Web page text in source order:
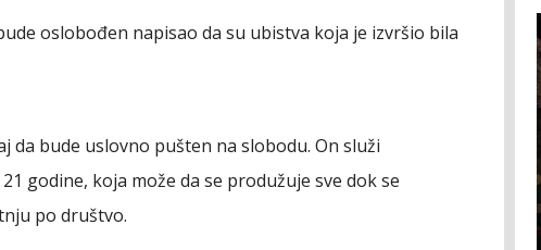
oslobođen napisao da su ubistva koja je izvršio bila
da bude uslovno pušten na slobodu. On služi
godine, koja može da se produžuje sve dok se
po društvo.